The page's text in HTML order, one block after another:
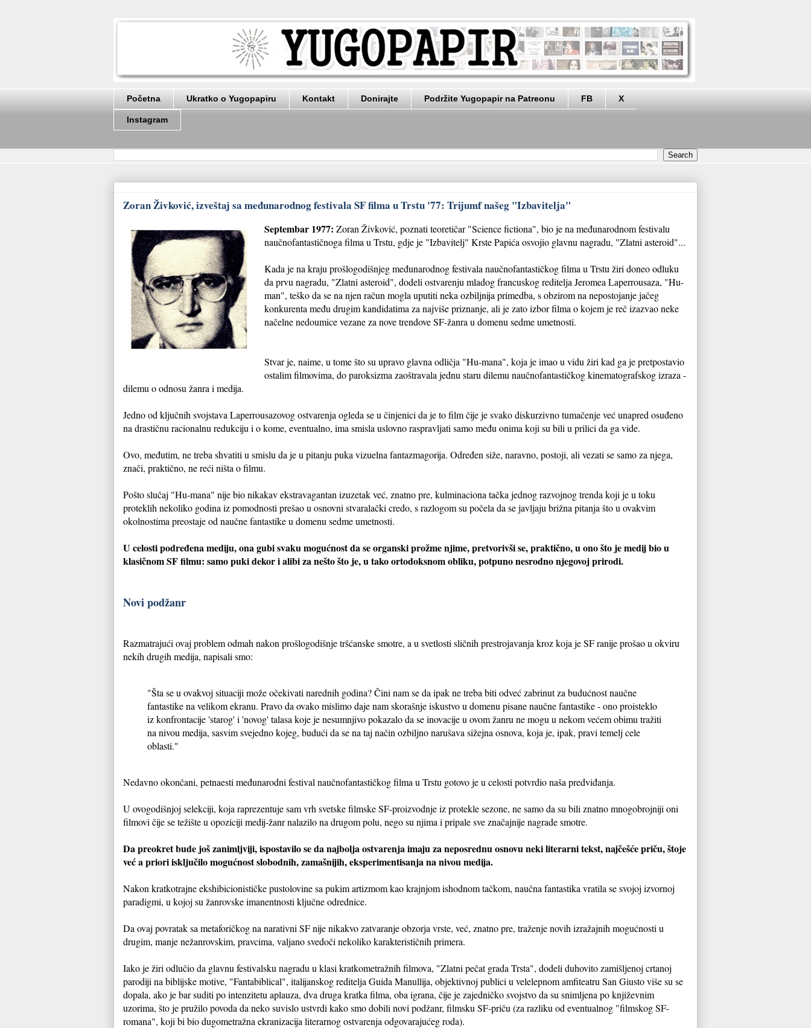
Početna Ukratko o Yugopapiru Kontakt Donirajte Podržite Yugopapir na Patreonu FB X
Instagram
Zoran Živković, izveštaj sa međunarodnog festivala SF filma u Trstu '77: Trijumf našeg "Izbavitelja"
Septembar 1977: Zoran Živković, poznati teoretičar "Science fictiona", bio je na međunarodnom festivalu
naučnofantastičnoga filma u Trstu, gdje je "Izbavitelj" Krste Papića osvojio glavnu nagradu, "Zlatni asteroid"...
Kada je na kraju prošlogodišnjeg međunarodnog festivala naučnofantastičkog filma u Trstu žiri doneo odluku
da prvu nagradu, "Zlatni asteroid", dodeli ostvarenju mladog francuskog reditelja Jeromea Laperrousaza, "Hu-
man", teško da se na njen račun mogla uputiti neka ozbiljnija primedba, s obzirom na nepostojanje jačeg
konkurenta među drugim kandidatima za najviše priznanje, ali je zato izbor filma o kojem je reč izazvao neke
načelne nedoumice vezane za nove trendove SF-žanra u domenu sedme umetnosti.
Stvar je, naime, u tome što su upravo glavna odličja "Hu-mana", koja je imao u vidu žiri kad ga je pretpostavio
ostalim filmovima, do paroksizma zaoštravala jednu staru dilemu naučnofantastičkog kinematografskog izraza -
dilemu o odnosu žanra i medija.
Jedno od ključnih svojstava Laperrousazovog ostvarenja ogleda se u činjenici da je to film čije je svako diskurzivno tumačenje već unapred osuđeno
na drastičnu racionalnu redukciju i o kome, eventualno, ima smisla uslovno raspravljati samo među onima koji su bili u prilici da ga vide.
Ovo, međutim, ne treba shvatiti u smislu da je u pitanju puka vizuelna fantazmagorija. Određen siže, naravno, postoji, ali vezati se samo za njega,
znači, praktično, ne reći ništa o filmu.
Pošto slučaj "Hu-mana" nije bio nikakav ekstravagantan izuzetak već, znatno pre, kulminaciona tačka jednog razvojnog trenda koji je u toku
proteklih nekoliko godina iz pomodnosti prešao u osnovni stvaralački credo, s razlogom su počela da se javljaju brižna pitanja što u ovakvim
okolnostima preostaje od naučne fantastike u domenu sedme umetnosti.
U celosti podređena mediju, ona gubi svaku mogućnost da se organski prožme njime, pretvorivši se, praktično, u ono što je medij bio u
klasičnom SF filmu: samo puki dekor i alibi za nešto što je, u tako ortodoksnom obliku, potpuno nesrodno njegovoj prirodi.
Novi podžanr
Razmatrajući ovaj problem odmah nakon prošlogodišnje tršćanske smotre, a u svetlosti sličnih prestrojavanja kroz koja je SF ranije prošao u okviru
nekih drugih medija, napisali smo:
"Šta se u ovakvoj situaciji može očekivati narednih godina? Čini nam se da ipak ne treba biti odveć zabrinut za budućnost naučne
fantastike na velikom ekranu. Pravo da ovako mislimo daje nam skorašnje iskustvo u domenu pisane naučne fantastike - ono proisteklo
iz konfrontacije 'starog' i 'novog' talasa koje je nesumnjivo pokazalo da se inovacije u ovom žanru ne mogu u nekom većem obimu tražiti
na nivou medija, sasvim svejedno kojeg, budući da se na taj način ozbiljno narušava sižejna osnova, koja je, ipak, pravi temelj cele
oblasti."
Nedavno okončani, petnaesti međunarodni festival naučnofantastičkog filma u Trstu gotovo je u celosti potvrdio naša predviđanja.
U ovogodišnjoj selekciji, koja raprezentuje sam vrh svetske filmske SF-proizvodnje iz protekle sezone, ne samo da su bili znatno mnogobrojniji oni
filmovi čije se težište u opoziciji medij-žanr nalazilo na drugom polu, nego su njima i pripale sve značajnije nagrade smotre.
Da preokret bude još zanimljviji, ispostavilo se da najbolja ostvarenja imaju za neposrednu osnovu neki literarni tekst, najčešće priču, štoje
već a priori isključilo mogućnost slobodnih, zamašnijih, eksperimentisanja na nivou medija.
Nakon kratkotrajne ekshibicionističke pustolovine sa pukim artizmom kao krajnjom ishodnom tačkom, naučna fantastika vratila se svojoj izvornoj
paradigmi, u kojoj su žanrovske imanentnosti ključne odrednice.
Da ovaj povratak sa metaforičkog na narativni SF nije nikakvo zatvaranje obzorja vrste, već, znatno pre, traženje novih izražajnih mogućnosti u
drugim, manje nežanrovskim, pravcima, valjano svedoči nekoliko karakterističnih primera.
Iako je žiri odlučio da glavnu festivalsku nagradu u klasi kratkometražnih filmova, "Zlatni pečat grada Trsta", dodeli duhovito zamišljenoj crtanoj
parodiji na biblijske motive, "Fantabiblical", italijanskog reditelja Guida Manullija, objektivnoj publici u velelepnom amfiteatru San Giusto više su se
dopala, ako je bar suditi po intenzitetu aplauza, dva druga kratka filma, oba igrana, čije je zajedničko svojstvo da su snimljena po književnim
uzorima, što je pružilo povoda da neko suvislo ustvrdi kako smo dobili novi podžanr, filmsku SF-priču (za razliku od eventualnog "filmskog SF-
romana", koji bi bio dugometražna ekranizacija literarnog ostvarenja odgovarajućeg roda).